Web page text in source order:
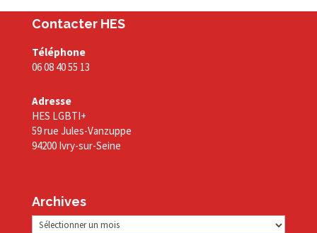
Contacter HES
Téléphone
06 08 40 55 13
Adresse
HES LGBTI+
59 rue Jules-Vanzuppe
94200 Ivry-sur-Seine
Archives
Archives